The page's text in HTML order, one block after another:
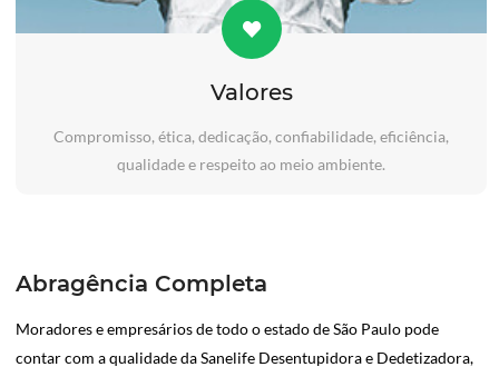
Valores
Compromisso, ética, dedicação, confiabilidade, eficiência,
qualidade e respeito ao meio ambiente.
Abragência Completa
Moradores e empresários de todo o estado de São Paulo pode
contar com a qualidade da Sanelife Desentupidora e Dedetizadora,